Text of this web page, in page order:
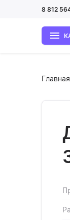
8 812
Главная